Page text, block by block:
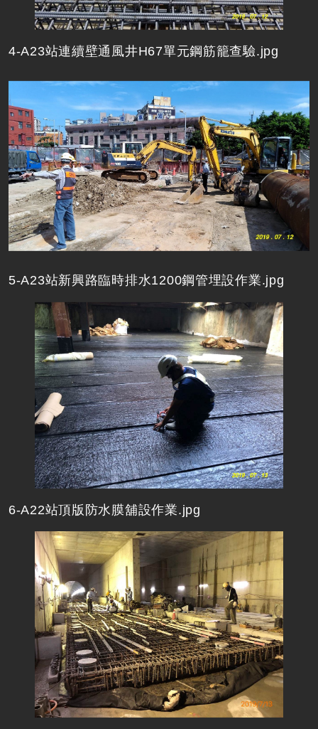
4-A23站連續壁通風井H67單元鋼筋籠查驗.jpg
5-A23站新興路臨時排水1200鋼管埋設作業.jpg
6-A22站頂版防水膜舖設作業.jpg